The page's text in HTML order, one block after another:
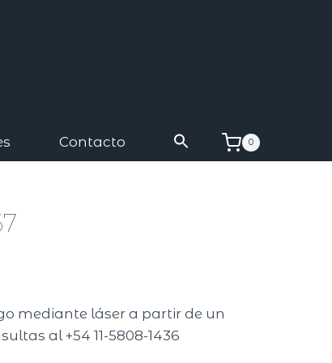
Contacto 0
mediante láser a partir de un
al +54 11-5808-1436